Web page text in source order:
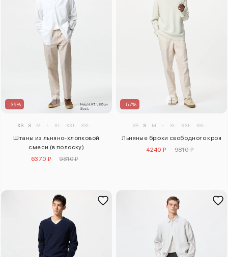
–36%
XS S M L XL XXL 3XL
Штаны из льняно-хлопковой
смеси (в полоску)
6370 ₽
9810 ₽
–57%
XS S M L XL XXL 3XL
Льняные брюки свободного кроя
4240 ₽
9810 ₽